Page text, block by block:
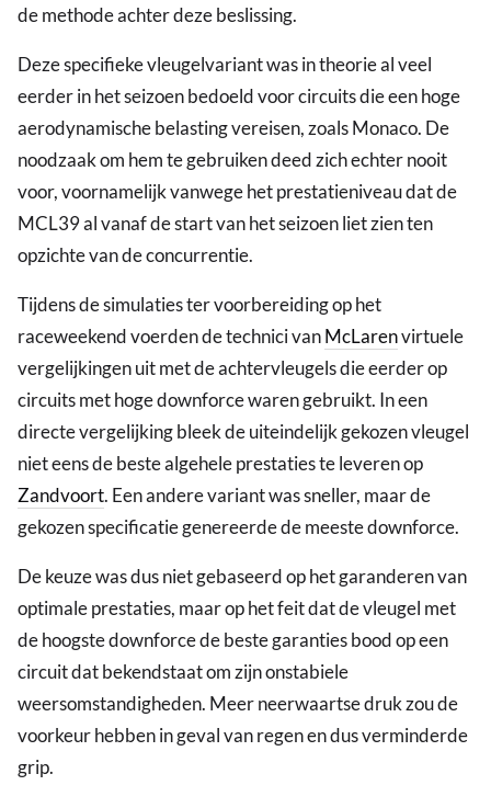
de methode achter deze beslissing.
Deze specifieke vleugelvariant was in theorie al veel
eerder in het seizoen bedoeld voor circuits die een hoge
aerodynamische belasting vereisen, zoals Monaco. De
noodzaak om hem te gebruiken deed zich echter nooit
voor, voornamelijk vanwege het prestatieniveau dat de
MCL39 al vanaf de start van het seizoen liet zien ten
opzichte van de concurrentie.
Tijdens de simulaties ter voorbereiding op het
raceweekend voerden de technici vanMcLarenvirtuele
vergelijkingen uit met de achtervleugels die eerder op
circuits met hoge downforce waren gebruikt. In een
directe vergelijking bleek de uiteindelijk gekozen vleugel
niet eens de beste algehele prestaties te leveren op
Zandvoort. Een andere variant was sneller, maar de
gekozen specificatie genereerde de meeste downforce.
De keuze was dus niet gebaseerd op het garanderen van
optimale prestaties, maar op het feit dat de vleugel met
de hoogste downforce de beste garanties bood op een
circuit dat bekendstaat om zijn onstabiele
weersomstandigheden. Meer neerwaartse druk zou de
voorkeur hebben in geval van regen en dus verminderde
grip.